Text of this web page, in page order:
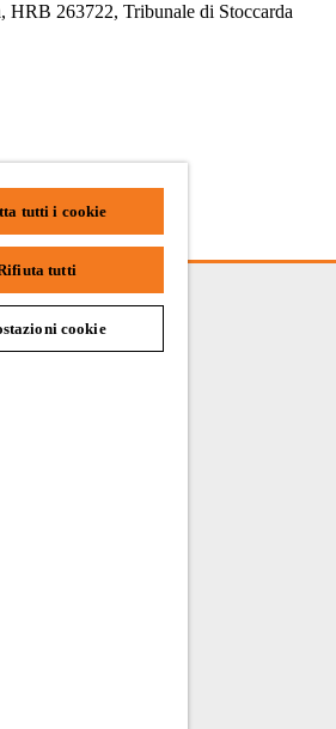
HRB 263722, Tribunale di Stoccarda
tutti i cookie
tutti
cookie